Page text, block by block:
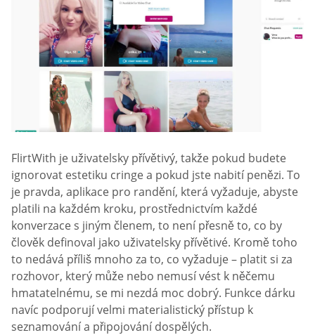
FlirtWith je uživatelsky přívětivý, takže pokud budete
ignorovat estetiku cringe a pokud jste nabití penězi. To
je pravda, aplikace pro randění, která vyžaduje, abyste
platili na každém kroku, prostřednictvím každé
konverzace s jiným členem, to není přesně to, co by
člověk definoval jako uživatelsky přívětivé. Kromě toho
to nedává příliš mnoho za to, co vyžaduje – platit si za
rozhovor, který může nebo nemusí vést k něčemu
hmatatelnému, se mi nezdá moc dobrý. Funkce dárku
navíc podporují velmi materialistický přístup k
seznamování a připojování dospělých.